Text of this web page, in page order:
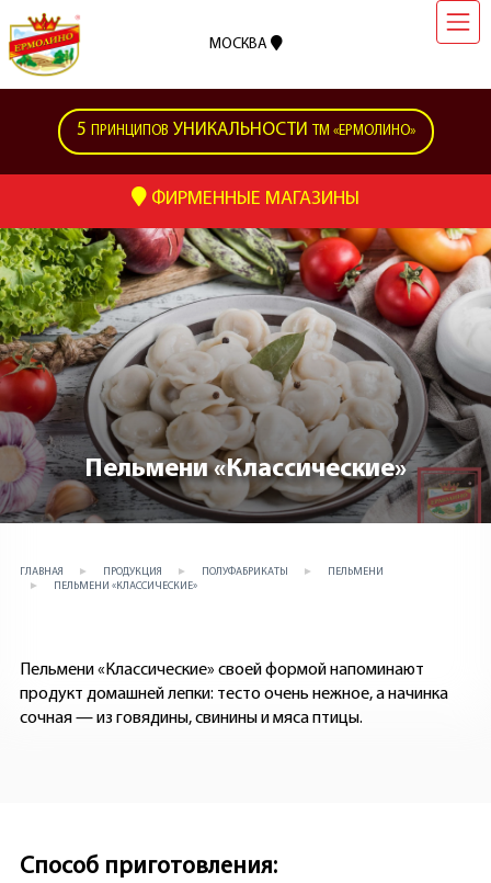
МОСКВА
5 ПРИНЦИПОВ УНИКАЛЬНОСТИ ТМ «ЕРМОЛИНО»
ФИРМЕННЫЕ МАГАЗИНЫ
Пельмени «Классические»
ГЛАВНАЯ ПРОДУКЦИЯ ПОЛУФАБРИКАТЫ
ПЕЛЬМЕНИ
ПЕЛЬМЕНИ «КЛАССИЧЕСКИЕ»
Пельмени «Классические» своей формой напоминают
продукт домашней лепки: тесто очень нежное, а начинка
сочная — из говядины, свинины и мяса птицы.
Способ приготовления: